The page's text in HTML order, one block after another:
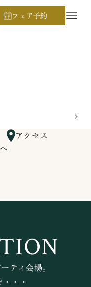
フェア予約
アクセス
ティ会場。
・・